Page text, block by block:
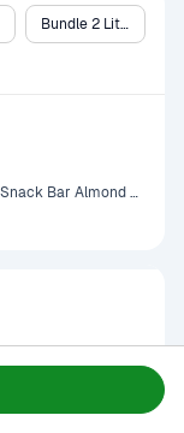
Bundle 2 Liter + Soyjoy
Bundle - Pocari Sweat Botol 350 ml & Soy Joy Snack Bar Almond Chocolate 30 gram, Tropical Cranberries 30 gram